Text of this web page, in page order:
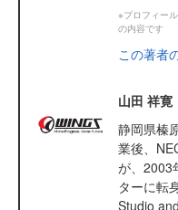
※プロフィー
の内容です
この著者
山田 祥寛
静岡県榛
業後、
が、2003
ターに転
Studio